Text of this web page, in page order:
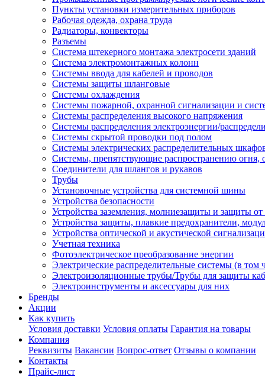
Пункты установки измерительных приборов
Рабочая одежда, охрана труда
Радиаторы, конвекторы
Разъемы
Система штекерного монтажа электросети зданий
Система электромонтажных колонн
Системы ввода для кабелей и проводов
Системы защиты шланговые
Системы охлаждения
Системы пожарной, охранной сигнализации и
Системы распределения высокого напряжения
Системы распределения электроэнергии/
Системы скрытой проводки под полом
Системы электрических распределительных
Системы, препятствующие распространению огня,
Соединители для шлангов и рукавов
Трубы
Установочные устройства для системной шины
Устройства безопасности
Устройства заземления, молниезащиты и защиты
Устройства защиты, плавкие предохранители,
Устройства оптической и акустической
Учетная техника
Фотоэлектрическое преобразование энергии
Электрические распределительные системы (в том
Электроизоляционные трубы/Трубы для защиты
Электроинструменты и аксессуары для них
Бренды
Акции
Как купить
Условия доставки Условия оплаты Гарантия на товары
Компания
Реквизиты Вакансии Вопрос-ответ Отзывы о компании
Контакты
Прайс-лист